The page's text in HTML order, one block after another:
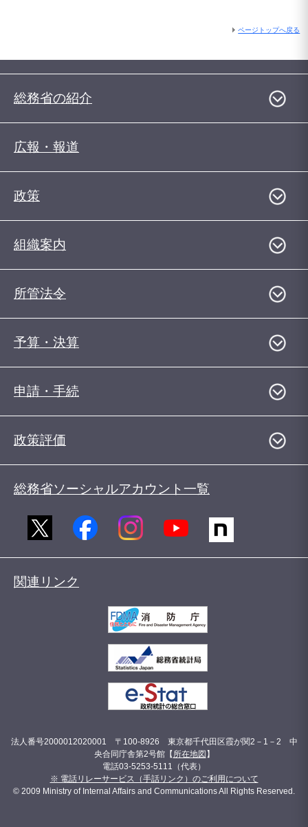
ページトップへ戻る
総務省の紹介
広報・報道
政策
組織案内
所管法令
予算・決算
申請・手続
政策評価
総務省ソーシャルアカウント一覧
関連リンク
法人番号2000012020001 〒100-8926 東京都千代田区霞が関2－1－2 中
央合同庁舎第2号館【 所在地図 】
電話03-5253-5111（代表）
※ 電話リレーサービス（手話リンク）のご利用について
© 2009 Ministry of Internal Affairs and Communications All Rights Reserved.